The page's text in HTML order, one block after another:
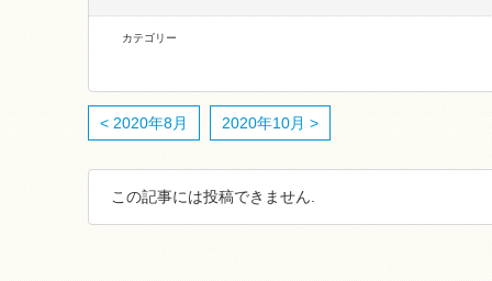
カテゴリー
< 2020年8月 2020年10月 >
この記事には投稿できません.